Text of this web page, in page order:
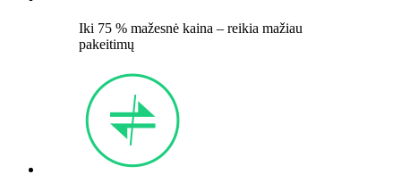
Iki 75 % mažesnė kaina – reikia mažiau
pakeitimų